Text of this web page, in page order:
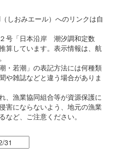
おみエール）へのリンクは自
号「日本沿岸 潮汐調和定数
しています。表示情報は、航
・若潮」の表記方法には何種類
や雑誌などと違う場合がありま
、漁業協同組合等が資源保護に
害にならないよう、地元の漁業
など、ご注意ください。